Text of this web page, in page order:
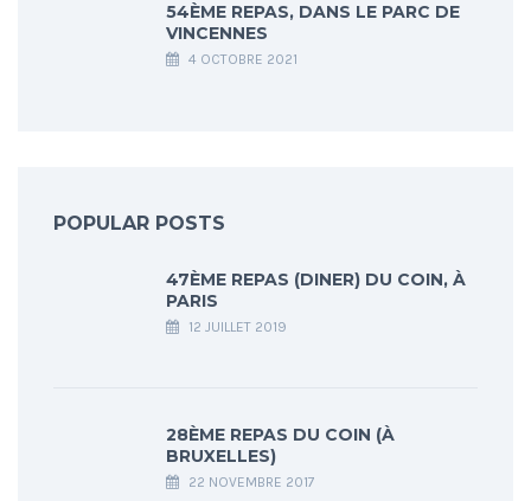
54ÈME REPAS, DANS LE PARC DE
VINCENNES
4 OCTOBRE 2021
POPULAR POSTS
47ÈME REPAS (DINER) DU COIN, À
PARIS
12 JUILLET 2019
28ÈME REPAS DU COIN (À
BRUXELLES)
22 NOVEMBRE 2017